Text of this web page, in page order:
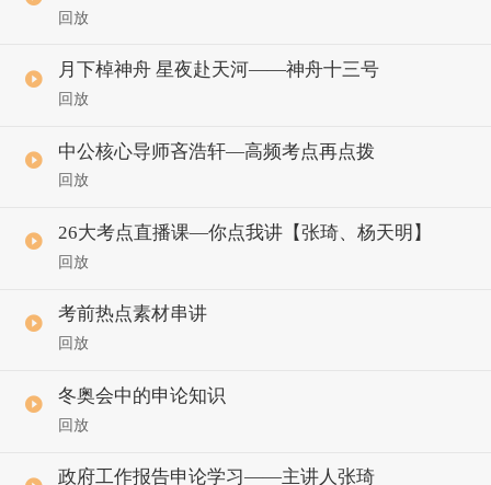
回放
月下棹神舟 星夜赴天河——神舟十三号
回放
中公核心导师吝浩轩—高频考点再点拨
回放
26大考点直播课—你点我讲【张琦、杨天明】
回放
考前热点素材串讲
回放
冬奥会中的申论知识
回放
政府工作报告申论学习——主讲人张琦